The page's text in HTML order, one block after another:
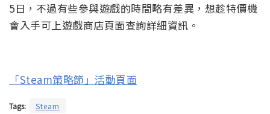
5日，不過有些參與遊戲的時間略有差異，想趁特價機
會入手可上遊戲商店頁面查詢詳細資訊。
「Steam策略節」活動頁面
Tags: Steam